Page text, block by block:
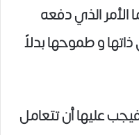
الأمر الذي دفعه
و طموحها بدلاً
فيجب عليها أن تتعامل